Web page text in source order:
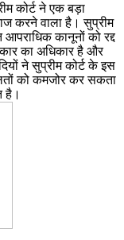
कोर्ट ने एक बड़ा
करने वाला है। सुप्रीम
कानूनों को रद्द
का अधिकार है और
ने सुप्रीम कोर्ट के इस
को कमजोर कर सकता
है।